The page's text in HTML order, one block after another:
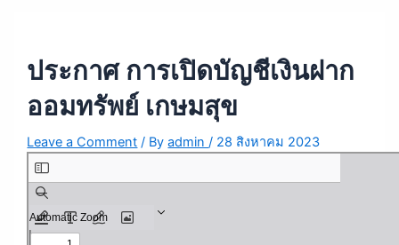
ประกาศ การเปิดบัญชีเงินฝาก
ออมทรัพย์ เกษมสุข
Leave a Comment / Byadmin/ 28 สิงหาคม 2023